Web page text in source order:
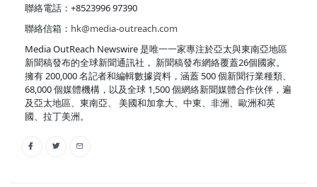
聯絡電話：+8523996 97390
聯絡信箱： hk@media-outreach.com
Media OutReach Newswire 是唯一一家專注於亞太與東南亞地區
新聞稿發布的全球新聞通訊社， 新聞稿發布網絡覆蓋26個國家。
擁有 200,000 名記者和編輯數據資料，涵蓋 500 個新聞行業種類、
68,000 個媒體機構，以及全球 1,500 個網絡新聞媒體合作伙伴，遍
及亞太地區、東南亞、 美國和加拿大、中東、非洲、歐洲和英
國、拉丁美洲。